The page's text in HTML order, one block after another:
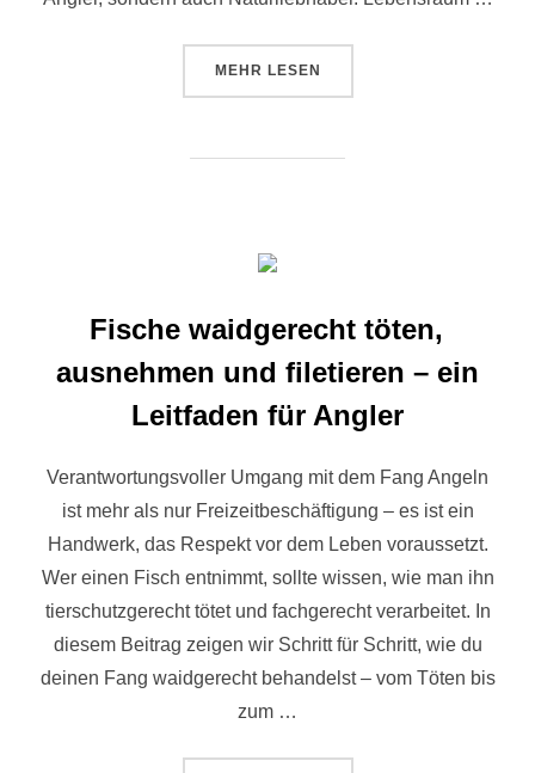
MEHR LESEN
Fische waidgerecht töten,
ausnehmen und filetieren – ein
Leitfaden für Angler
Verantwortungsvoller Umgang mit dem Fang Angeln
ist mehr als nur Freizeitbeschäftigung – es ist ein
Handwerk, das Respekt vor dem Leben voraussetzt.
Wer einen Fisch entnimmt, sollte wissen, wie man ihn
tierschutzgerecht tötet und fachgerecht verarbeitet. In
diesem Beitrag zeigen wir Schritt für Schritt, wie du
deinen Fang waidgerecht behandelst – vom Töten bis
zum …